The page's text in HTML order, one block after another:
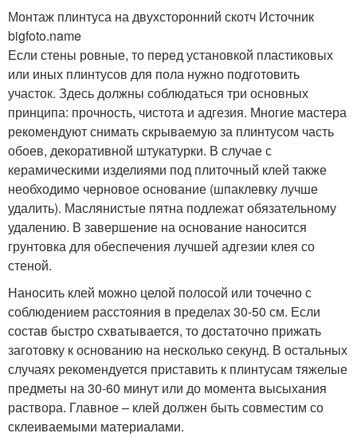
Монтаж плинтуса на двухсторонний скотч Источник
bigfoto.name
Если стены ровные, то перед установкой пластиковых
или иных плинтусов для пола нужно подготовить
участок. Здесь должны соблюдаться три основных
принципа: прочность, чистота и адгезия. Многие мастера
рекомендуют снимать скрываемую за плинтусом часть
обоев, декоративной штукатурки. В случае с
керамическими изделиями под плиточный клей также
необходимо черновое основание (шпаклевку лучше
удалить). Маслянистые пятна подлежат обязательному
удалению. В завершение на основание наносится
грунтовка для обеспечения лучшей адгезии клея со
стеной.
Наносить клей можно целой полосой или точечно с
соблюдением расстояния в пределах 30-50 см. Если
состав быстро схватывается, то достаточно прижать
заготовку к основанию на несколько секунд. В остальных
случаях рекомендуется приставить к плинтусам тяжелые
предметы на 30-60 минут или до момента высыхания
раствора. Главное – клей должен быть совместим со
склеиваемыми материалами.